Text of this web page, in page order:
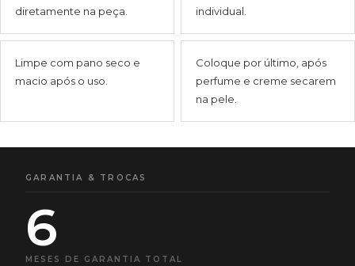
diretamente na peça. individual.
Limpe com pano seco e
macio após o uso.
Coloque por último, após
perfume e creme secarem
na pele.
GARANTIA & TROCAS
6
MESES DE GARANTIA TOTAL